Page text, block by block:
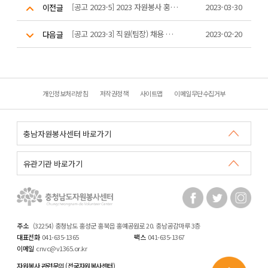
이전글 [공고 2023-5] 2023 자원봉사 홍보 영상 공모전 안내 2023-03-30
다음글 [공고 2023-3] 직원(팀장) 채용 최종 합격자 발표 2023-02-20
개인정보처리방침 저작권정책 사이트맵 이메일무단수집거부
주소 (32254) 충청남도 홍성군 홍북읍 홍예공원로 20. 충남공감마루 3층
대표전화 041-635-1365 팩스 041-635-1367
이메일 cnvc@v1365.or.kr
자원봉사 관련문의 (전국자원봉사센터)